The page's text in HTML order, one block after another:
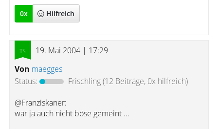
0x Hilfreich
19. Mai 2004 | 17:29
Von maegges
Status:
Frischling(12 Beiträge, 0x hilfreich)
@Franziskaner:
war ja auch nicht böse gemeint ...